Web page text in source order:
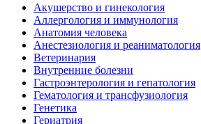
Акушерство и гинекология
Аллергология и иммунология
Анатомия человека
Анестезиология и реаниматология
Ветеринария
Внутренние болезни
Гастроэнтерология и гепатология
Гематология и трансфузиология
Генетика
Гериатрия